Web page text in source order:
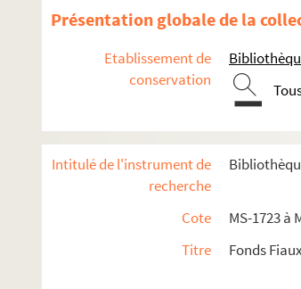
Présentation globale de la
Etablissement de
conservation
Intitulé de l'instrument de
recherche
Cote
MS-1723 à
Titre
Fonds
Séparation de l'Église et de l'État
8-MS-1738. Notes sur la Corse
8-MS-1739. Notes pour
Rouget de l'Isle
8-MS-1740. Babeuf
Papiers sur la Révolution française